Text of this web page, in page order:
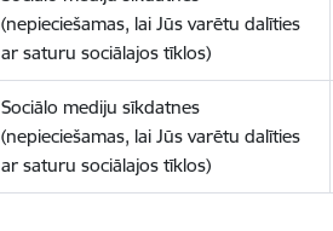
(nepieciešamas, lai Jūs varētu dalīties
ar saturu sociālajos tīklos)
Sociālo mediju sīkdatnes
(nepieciešamas, lai Jūs varētu dalīties
ar saturu sociālajos tīklos)